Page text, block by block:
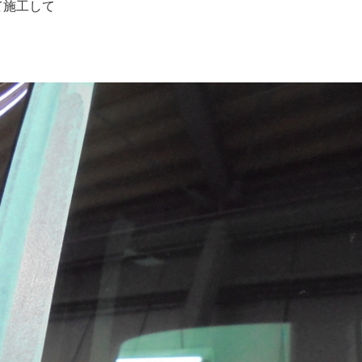
工して